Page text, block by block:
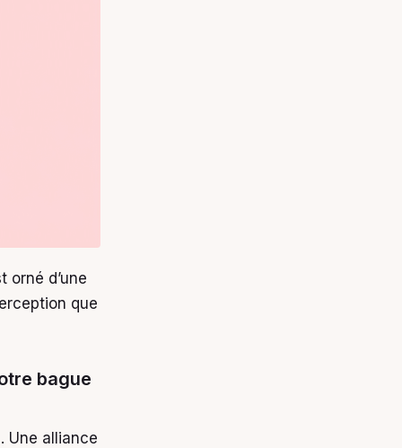
orné d’une
que
bague
Une alliance